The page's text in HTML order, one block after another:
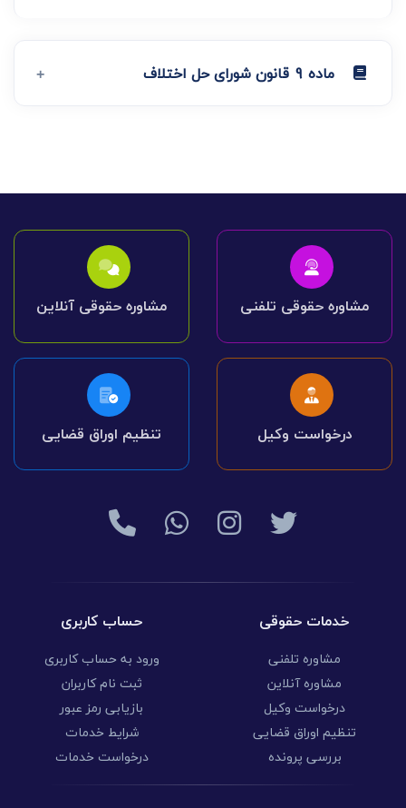
ماده 9 قانون شورای حل اختلاف
مشاوره حقوقی تلفنی مشاوره حقوقی آنلاین
درخواست وکیل تنظیم اوراق قضایی
خدمات حقوقی
مشاوره تلفنی
مشاوره آنلاین
درخواست وکیل
تنظیم اوراق قضایی
بررسی پرونده
حساب کاربری
ورود به حساب کاربری
ثبت نام کاربران
بازیابی رمز عبور
شرایط خدمات
درخواست خدمات